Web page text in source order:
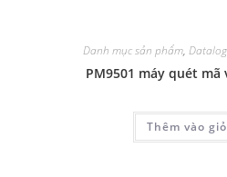
Danh mục sản phẩm,
PM9501 máy quét
Thêm vào